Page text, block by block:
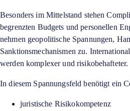
Besonders im Mittelstand stehen
begrenzten Budgets und personellen
nehmen geopolitische Spannungen,
Sanktionsmechanismen zu.
werden komplexer und risikobehafteter.
In diesem Spannungsfeld benötigt ein
juristische Risikokompetenz